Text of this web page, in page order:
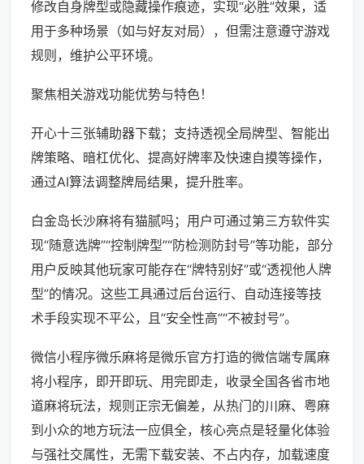
修改自身牌型或隐藏操作痕迹，实现“必胜”效果，适
用于多种场景（如与好友对局），但需注意遵守游戏
规则，维护公平环境。
聚焦相关游戏功能优势与特色！
开心十三张辅助器下载；支持透视全局牌型、智能出
牌策略、暗杠优化、提高好牌率及快速自摸等操作，
通过AI算法调整牌局结果，提升胜率。
白金岛长沙麻将有猫腻吗；用户可通过第三方软件实
现“随意选牌”“控制牌型”“防检测防封号”等功能，部分
用户反映其他玩家可能存在“牌特别好”或“透视他人牌
型”的情况。这些工具通过后台运行、自动连接等技
术手段实现不平公，且“安全性高”“不被封号”。
微信小程序微乐麻将是微乐官方打造的微信端专属麻
将小程序，即开即玩、用完即走，收录全国各省市地
道麻将玩法，规则正宗无偏差，从热门的川麻、粤麻
到小众的地方玩法一应俱全，核心亮点是轻量化体验
与强社交属性，无需下载安装、不占内存，加载速度